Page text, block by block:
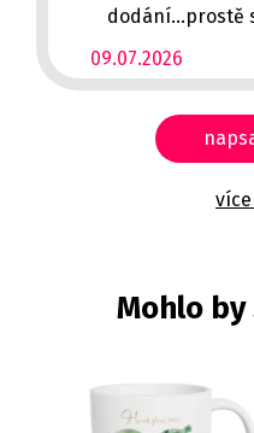
09.07.2026
Mohlo